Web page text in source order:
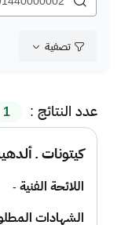
تصفية
عدد النتائج : 1
كيتونات ـ
اللائحة الفنية -
الشهادات